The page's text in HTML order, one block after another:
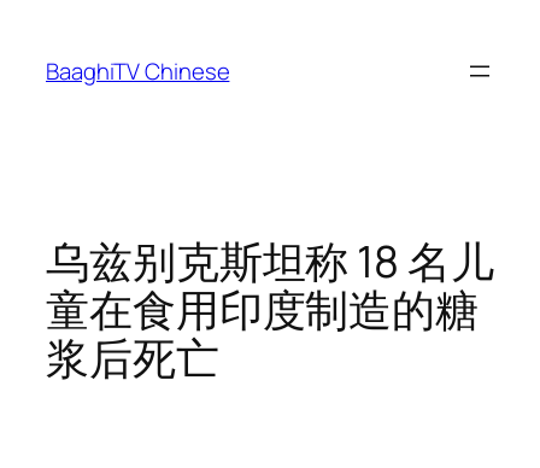
content
BaaghiTV Chinese
乌兹别克斯坦称 18 名儿
童在食用印度制造的糖
浆后死亡